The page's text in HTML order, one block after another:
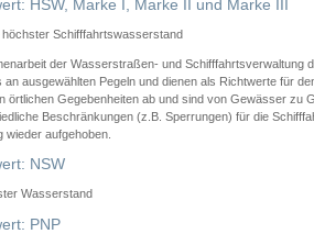
HSW, Marke I, Marke II und Marke III
höchster Schifffahrtswasserstand
der Wasserstraßen- und Schifffahrtsverwaltung
ausgewählten Pegeln und dienen als Richtwerte für
örtlichen Gegebenheiten ab und sind von Gewässer
Beschränkungen (z.B. Sperrungen) für die
wieder aufgehoben.
NSW
Wasserstand
PNP